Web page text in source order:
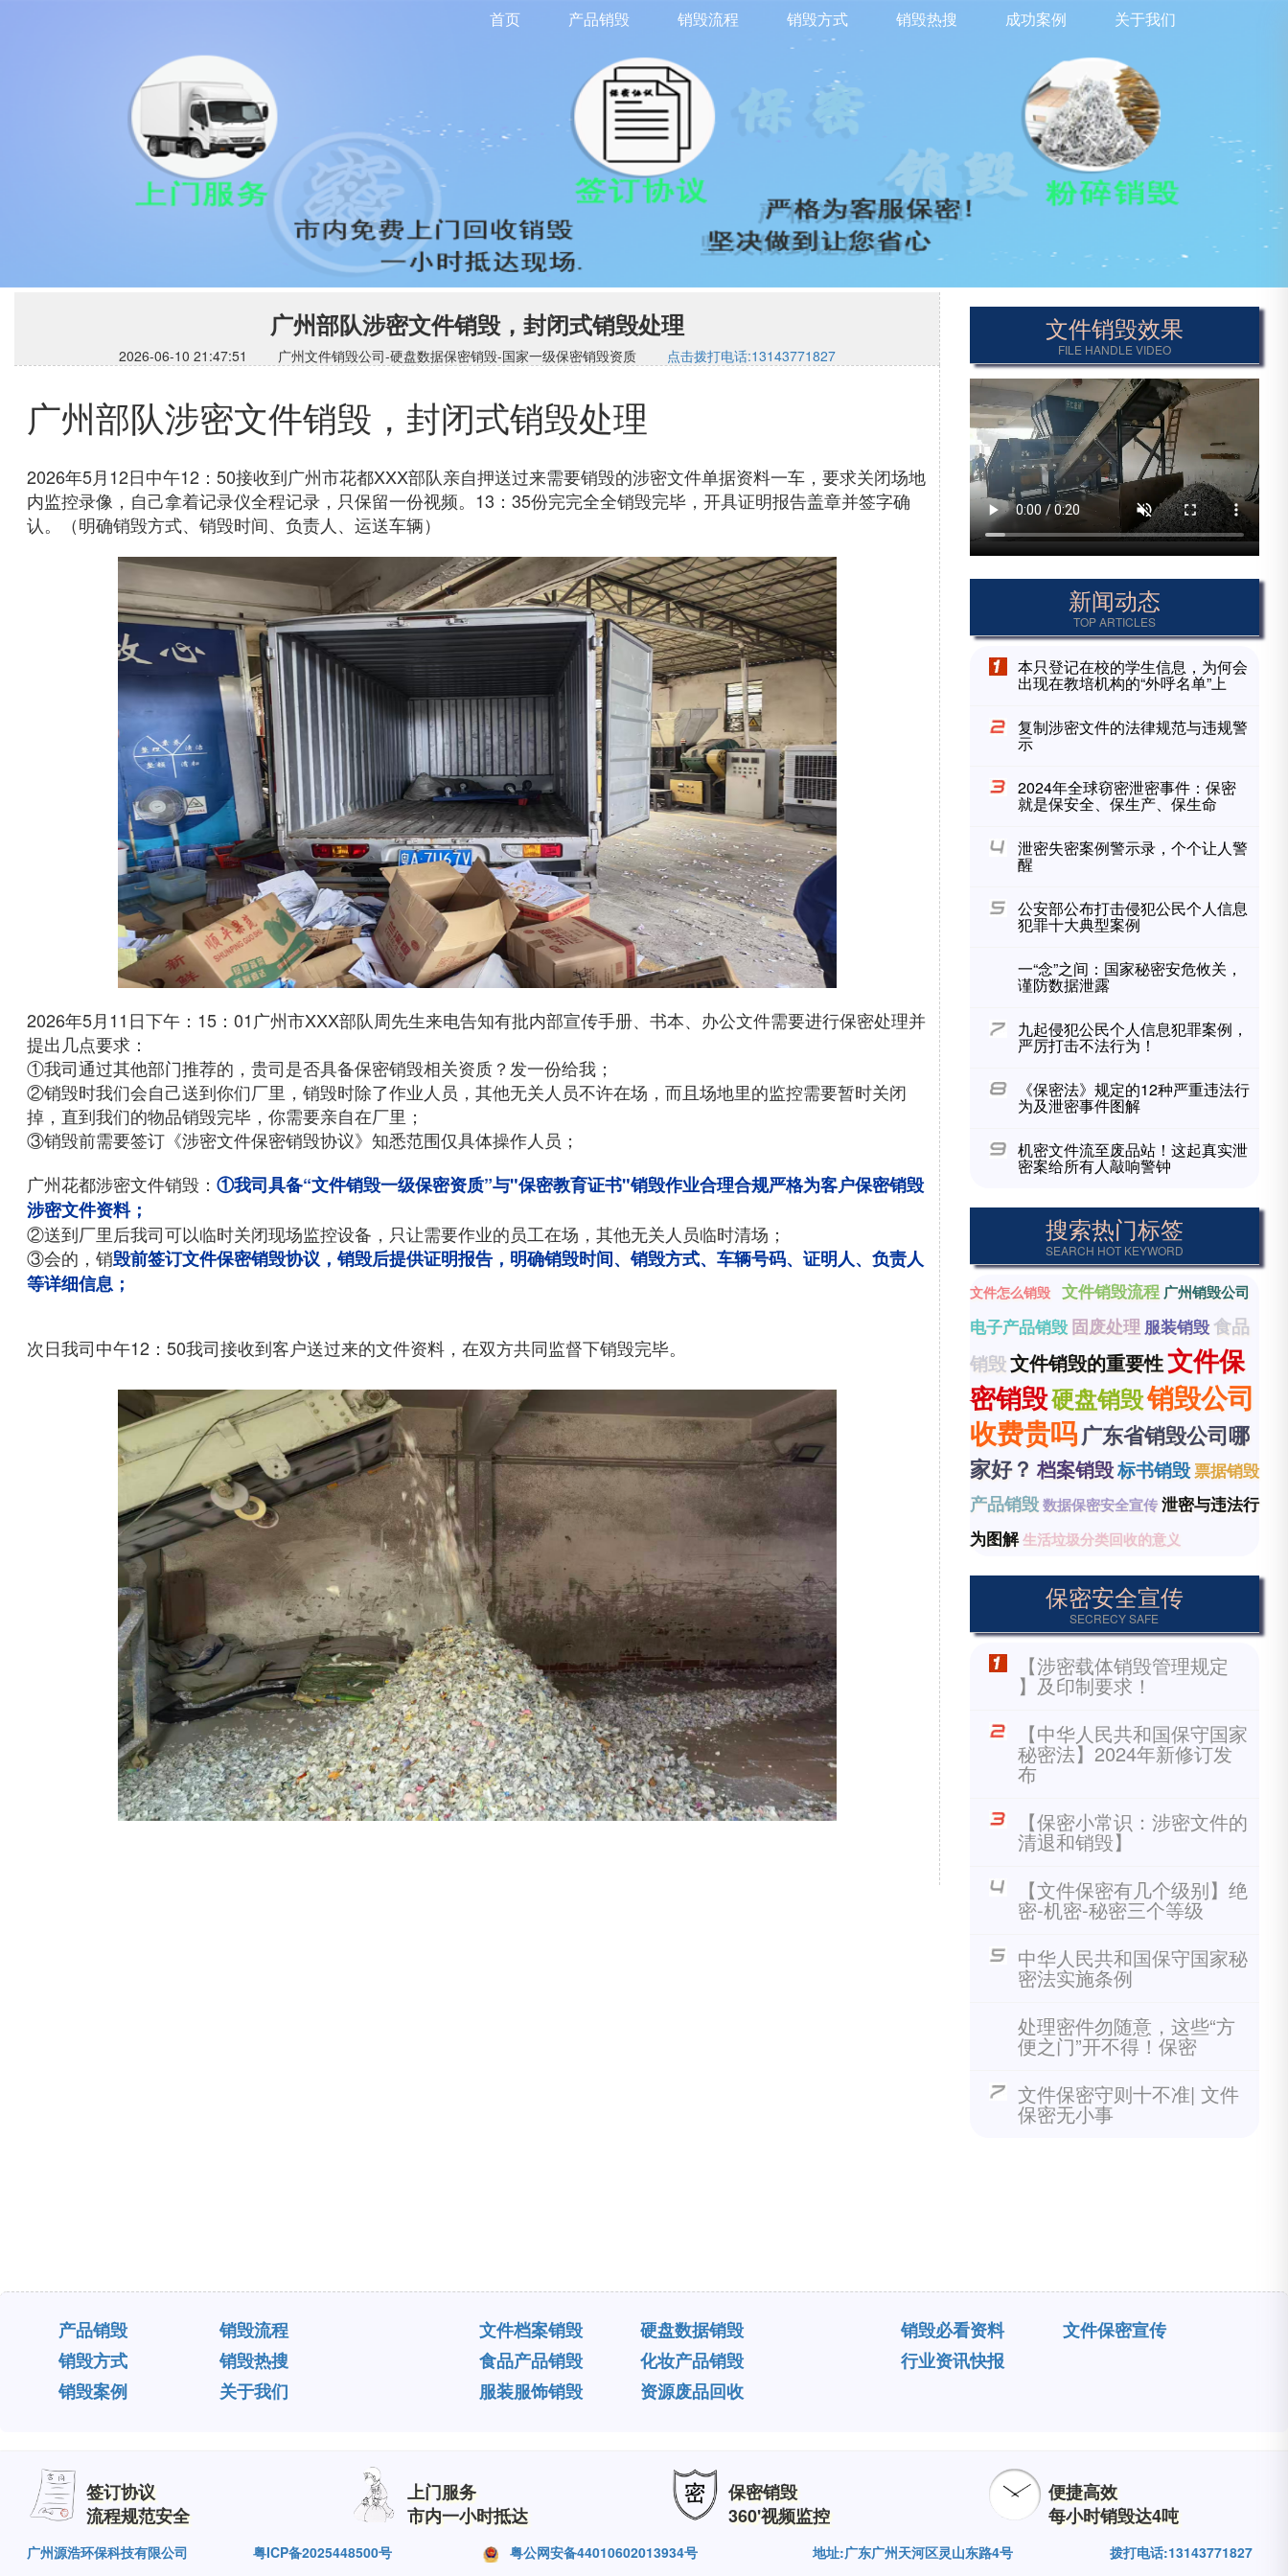
首页 产品销毁 销毁流程 销毁方式 销毁热搜 成功案例 关于我们
广州部队涉密文件销毁，封闭式销毁处理
2026-06-10 21:47:51 广州文件销毁公司-硬盘数据保密销毁-国家一级保密销毁资质 点击拨打电话:13143771827
广州部队涉密文件销毁，封闭式销毁处理
2026年5月12日中午12：50接收到广州市花都XXX部队亲自押送过来需要销毁的涉密文件单据资料一车，要求关闭场地
内监控录像，自己拿着记录仪全程记录，只保留一份视频。13：35份完完全全销毁完毕，开具证明报告盖章并签字确
认。（明确销毁方式、销毁时间、负责人、运送车辆）
2026年5月11日下午：15：01广州市XXX部队周先生来电告知有批内部宣传手册、书本、办公文件需要进行保密处理并
提出几点要求：
①我司通过其他部门推荐的，贵司是否具备保密销毁相关资质？发一份给我；
②销毁时我们会自己送到你们厂里，销毁时除了作业人员，其他无关人员不许在场，而且场地里的监控需要暂时关闭
掉，直到我们的物品销毁完毕，你需要亲自在厂里；
③销毁前需要签订《涉密文件保密销毁协议》知悉范围仅具体操作人员；
广州花都涉密文件销毁： ①我司具备“文件销毁一级保密资质”与"保密教育证书"销毁作业合理合规严格为客户保密销毁
涉密文件资料；
②送到厂里后我司可以临时关闭现场监控设备，只让需要作业的员工在场，其他无关人员临时清场；
③会的，销毁前签订文件保密销毁协议，销毁后提供证明报告，明确销毁时间、销毁方式、车辆号码、证明人、负责人
等详细信息；
次日我司中午12：50我司接收到客户送过来的文件资料，在双方共同监督下销毁完毕。
文件销毁效果
FILE HANDLE VIDEO
新闻动态
TOP ARTICLES
本只登记在校的学生信息，为何会
出现在教培机构的“外呼名单”上
复制涉密文件的法律规范与违规警
示
2024年全球窃密泄密事件：保密
就是保安全、保生产、保生命
泄密失密案例警示录，个个让人警
醒
公安部公布打击侵犯公民个人信息
犯罪十大典型案例
一“念”之间：国家秘密安危攸关，
谨防数据泄露
九起侵犯公民个人信息犯罪案例，
严厉打击不法行为！
《保密法》规定的12种严重违法行
为及泄密事件图解
机密文件流至废品站！这起真实泄
密案给所有人敲响警钟
搜索热门标签
SEARCH HOT KEYWORD
文件怎么销毁 文件销毁流程 广州销毁公司
电子产品销毁 固废处理 服装销毁 食品
销毁文件销毁的重要性文件保
密销毁硬盘销毁销毁公司
收费贵吗广东省销毁公司哪
家好？ 档案销毁标书销毁 票据销毁
产品销毁数据保密安全宣传泄密与违法行
为图解生活垃圾分类回收的意义
保密安全宣传
SECRECY SAFE
【涉密载体销毁管理规定
】及印制要求！
【中华人民共和国保守国家
秘密法】2024年新修订发
布
【保密小常识：涉密文件的
清退和销毁】
【文件保密有几个级别】绝
密-机密-秘密三个等级
中华人民共和国保守国家秘
密法实施条例
处理密件勿随意，这些“方
便之门”开不得！保密
文件保密守则十不准| 文件
保密无小事
产品销毁
销毁流程
销毁方式
销毁热搜
销毁案例
关于我们
文件档案销毁
硬盘数据销毁
食品产品销毁
化妆产品销毁
服装服饰销毁
资源废品回收
销毁必看资料
文件保密宣传
行业资讯快报
签订协议
流程规范安全
上门服务
市内一小时抵达
保密销毁
360'视频监控
便捷高效
每小时销毁达4吨
广州源浩环保科技有限公司 粤ICP备2025448500号 粤公网安备44010602013934号 地址:广东广州天河区灵山东路4号 拨打电话:13143771827